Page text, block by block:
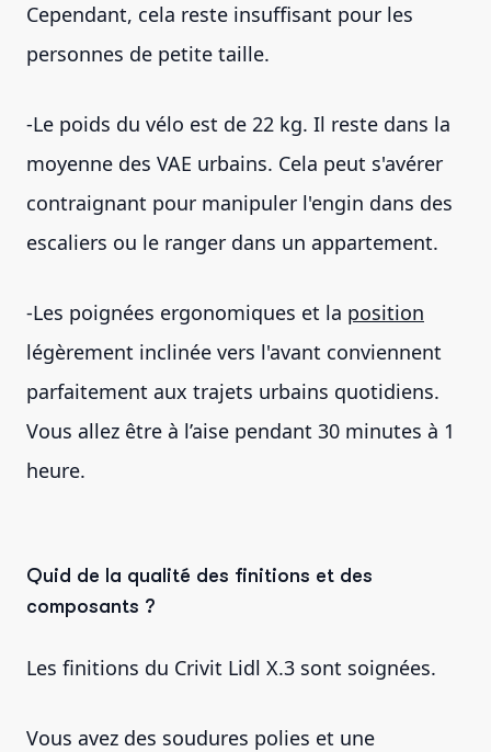
Cependant, cela reste insuffisant pour les
personnes de petite taille.
-Le poids du vélo est de 22 kg. Il reste dans la
moyenne des VAE urbains. Cela peut s'avérer
contraignant pour manipuler l'engin dans des
escaliers ou le ranger dans un appartement.
-Les poignées ergonomiques et la position
légèrement inclinée vers l'avant conviennent
parfaitement aux trajets urbains quotidiens.
Vous allez être à l’aise pendant 30 minutes à 1
heure.
Quid de la qualité des finitions et des
composants ?
Les finitions du Crivit Lidl X.3 sont soignées.
Vous avez des soudures polies et une